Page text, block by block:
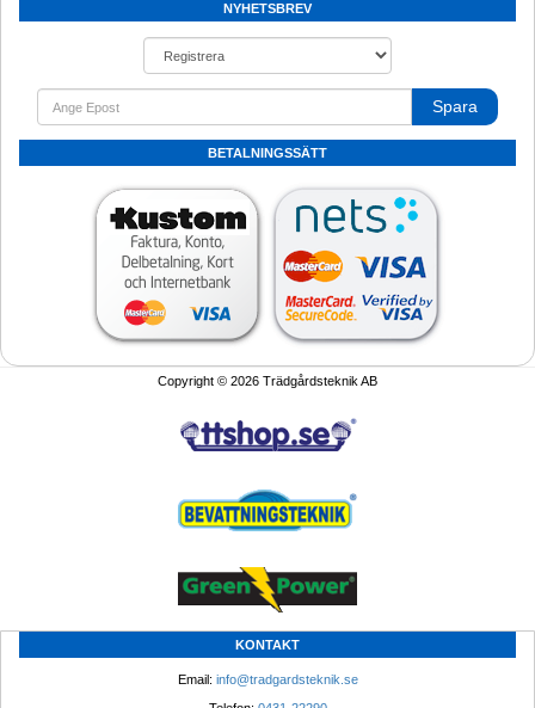
NYHETSBREV
Spara
BETALNINGSSÄTT
Copyright © 2026 Trädgårdsteknik AB
KONTAKT
Email: info@tradgardsteknik.se